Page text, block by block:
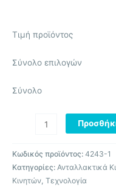
Τιμή προϊόντος
Σύνολο επιλογών
Σύνολο
Κωδικός προϊόντος: 4243-1
Κατηγορίες: Ανταλλακτικά
Κινητών, Τεχνολογία